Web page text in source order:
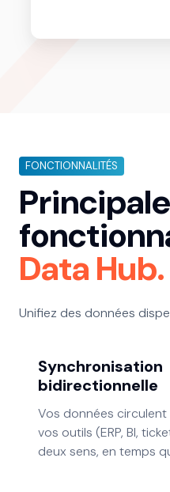
FONCTIONNALITÉS
Data Hub.
Unifiez des données
Synchronisation
bidirectionnelle
Vos données
vos outils (ERP, BI,
deux sens, en temps